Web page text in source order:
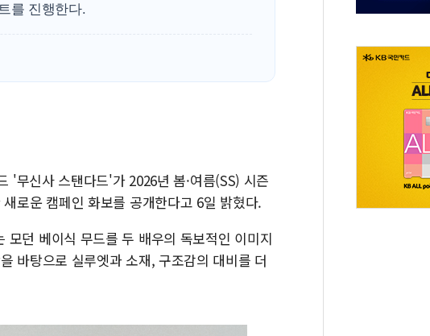
를 진행한다.
'무신사 스탠다드'가 2026년 봄·여름(SS) 시즌
로운 캠페인 화보를 공개한다고 6일 밝혔다.
던 베이식 무드를 두 배우의 독보적인 이미지
바탕으로 실루엣과 소재, 구조감의 대비를 더